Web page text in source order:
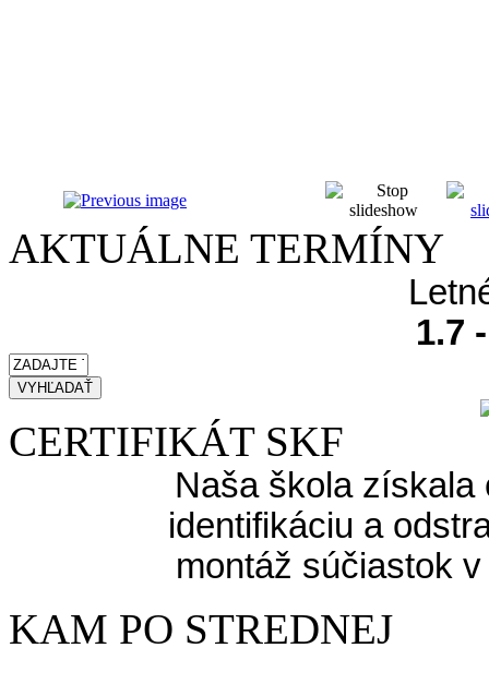
AKTUÁLNE TERMÍNY
1.7
CERTIFIKÁT SKF
Naša škola získala
identifikáciu a
montáž súčiastok
KAM PO STREDNEJ